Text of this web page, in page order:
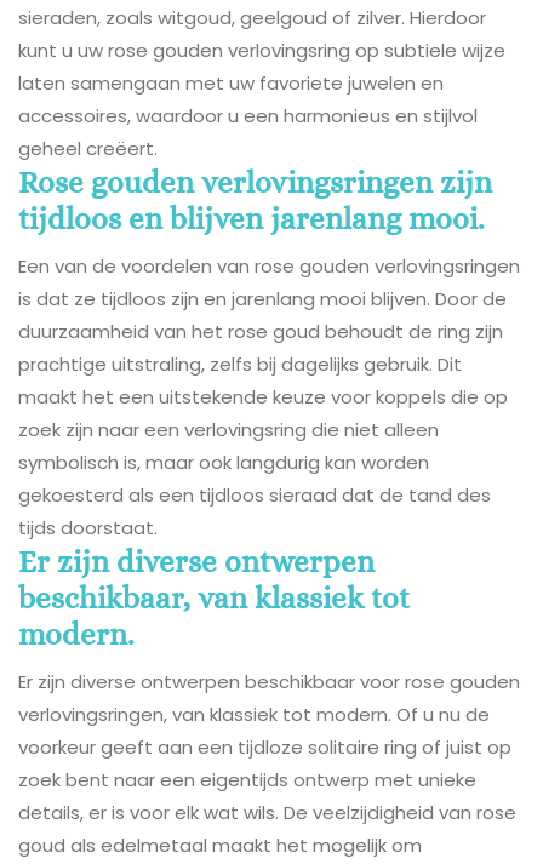
sieraden, zoals witgoud, geelgoud of zilver. Hierdoor
kunt u uw rose gouden verlovingsring op subtiele wijze
laten samengaan met uw favoriete juwelen en
accessoires, waardoor u een harmonieus en stijlvol
geheel creëert.
Rose gouden verlovingsringen zijn
tijdloos en blijven jarenlang mooi.
Een van de voordelen van rose gouden verlovingsringen
is dat ze tijdloos zijn en jarenlang mooi blijven. Door de
duurzaamheid van het rose goud behoudt de ring zijn
prachtige uitstraling, zelfs bij dagelijks gebruik. Dit
maakt het een uitstekende keuze voor koppels die op
zoek zijn naar een verlovingsring die niet alleen
symbolisch is, maar ook langdurig kan worden
gekoesterd als een tijdloos sieraad dat de tand des
tijds doorstaat.
Er zijn diverse ontwerpen
beschikbaar, van klassiek tot
modern.
Er zijn diverse ontwerpen beschikbaar voor rose gouden
verlovingsringen, van klassiek tot modern. Of u nu de
voorkeur geeft aan een tijdloze solitaire ring of juist op
zoek bent naar een eigentijds ontwerp met unieke
details, er is voor elk wat wils. De veelzijdigheid van rose
goud als edelmetaal maakt het mogelijk om